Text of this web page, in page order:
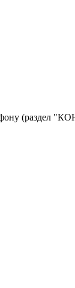
(раздел